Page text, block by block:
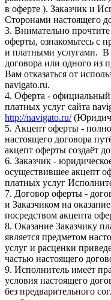
в оферте ). Заказчик и
Сторонами настоящего
3. Внимательно
оферты, ознакомьтесь с
и платными услугами. В
договора или одного из
Вам отказаться от
navigato.ru.
4. Оферта -
платных услуг сайта
http://navigato.ru/
5. Акцепт оферты -
настоящего договора
акцепт оферты создаёт
6. Заказчик -
осуществившее акцепт
платных услуг
7. Договор оферты -
и Заказчиком на
посредством акцепта
8. Оказание Заказчику
является предметом
услуг и расценки
частью настоящего
9. Исполнитель имеет
условия настоящего
без предварительного